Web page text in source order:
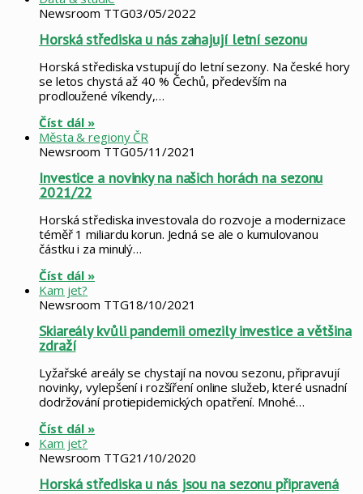
Newsroom TTG03/05/2022
Horská střediska u nás zahajují letní sezonu
Horská střediska vstupují do letní sezony. Na české hory
se letos chystá až 40 % Čechů, především na
prodloužené víkendy,…
Číst dál »
Města & regiony ČR
Newsroom TTG05/11/2021
Investice a novinky na našich horách na sezonu
2021/22
Horská střediska investovala do rozvoje a modernizace
téměř 1 miliardu korun. Jedná se ale o kumulovanou
částku i za minulý…
Číst dál »
Kam jet?
Newsroom TTG18/10/2021
Skiareály kvůli pandemii omezily investice a většina
zdraží
Lyžařské areály se chystají na novou sezonu, připravují
novinky, vylepšení i rozšíření online služeb, které usnadní
dodržování protiepidemických opatření. Mnohé…
Číst dál »
Kam jet?
Newsroom TTG21/10/2020
Horská střediska u nás jsou na sezonu připravená